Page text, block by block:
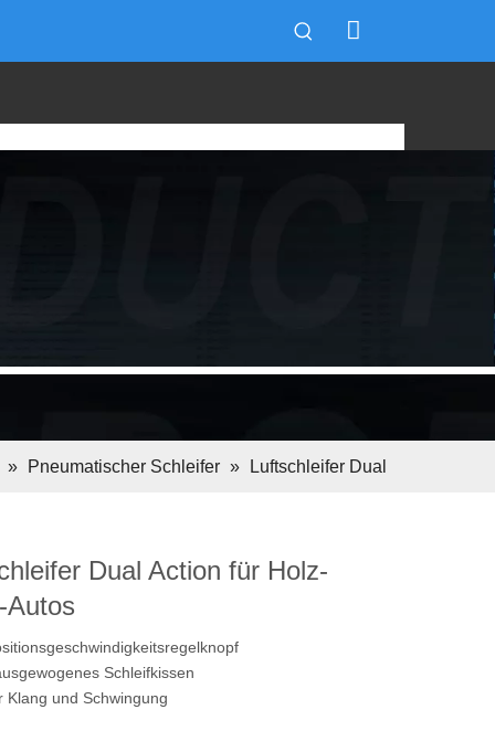
» Pneumatischer Schleifer »
Luftschleifer Dual
Dual Action für Holz-
Autos
Schleifkissen
Klang und Schwingung